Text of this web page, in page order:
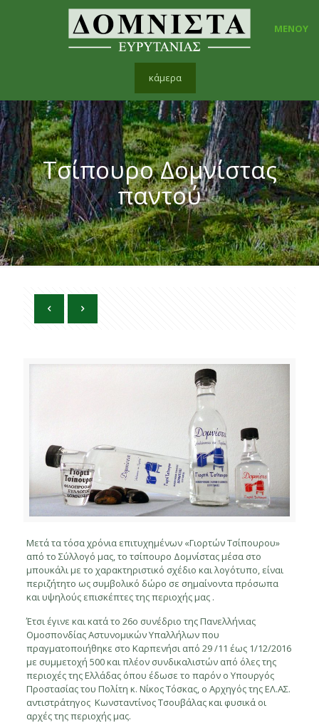
ΜΕΝΟΥ
κάμερα
Τσίπουρο Δομνίστας
παντού
Μετά τα τόσα χρόνια επιτυχημένων «Γιορτών Τσίπουρου»
από το Σύλλογό μας, το τσίπουρο Δομνίστας μέσα στο
μπουκάλι με το χαρακτηριστικό σχέδιο και λογότυπο, είναι
περιζήτητο ως συμβολικό δώρο σε σημαίνοντα πρόσωπα
και υψηλούς επισκέπτες της περιοχής μας .
Έτσι έγινε και κατά το 26ο συνέδριο της Πανελλήνιας
Ομοσπονδίας Αστυνομικών Υπαλλήλων που
πραγματοποιήθηκε στο Καρπενήσι από 29 /11 έως 1/12/2016
με συμμετοχή 500 και πλέον συνδικαλιστών από όλες της
περιοχές της Ελλάδας όπου έδωσε το παρόν ο Υπουργός
Προστασίας του Πολίτη κ. Νίκος Τόσκας, ο Αρχηγός της ΕΛ.ΑΣ.
αντιστράτηγος Κωνσταντίνος Τσουβάλας και φυσικά οι
αρχές της περιοχής μας.